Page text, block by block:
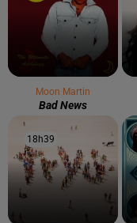
Moon Martin
Bad News
18h39
18h39